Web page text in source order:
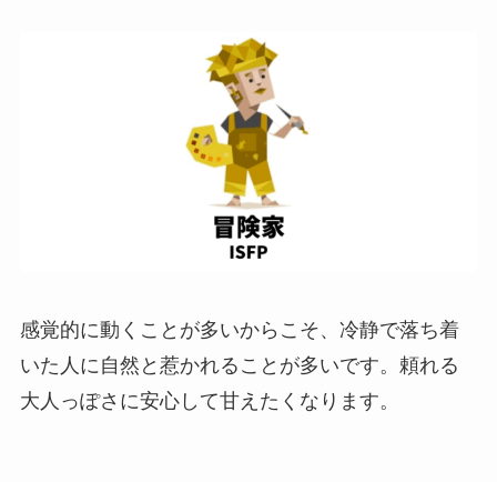
感覚的に動くことが多いからこそ、冷静で落ち着
いた人に自然と惹かれることが多いです。頼れる
大人っぽさに安心して甘えたくなります。